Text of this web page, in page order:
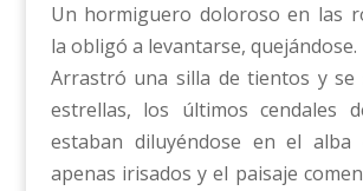
Un hormiguero doloroso en las
la obligó a levantarse, quejándose.
Arrastró una silla de tientos y se
estrellas, los últimos cendales
estaban diluyéndose en el alba
apenas irisados y el paisaje